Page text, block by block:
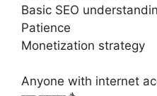
Basic SEO
Patience
Monetization strategy
Anyone with internet